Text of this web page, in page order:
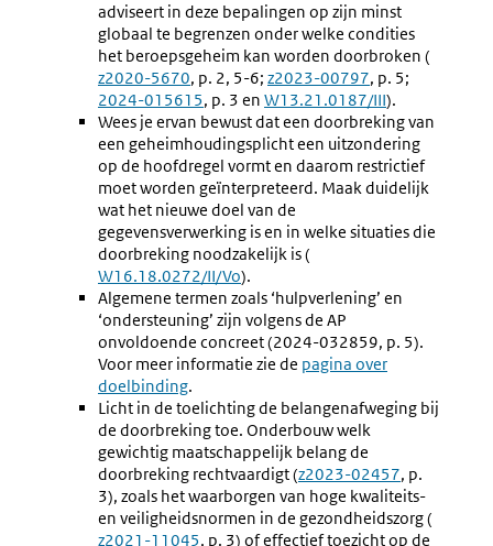
adviseert in deze bepalingen op zijn minst
globaal te begrenzen onder welke condities
het beroepsgeheim kan worden doorbroken (
z2020-5670, p. 2, 5-6; Externe
link:
z2023-00797, p. 5;
2024-015615, p. 3 en Externe
link:
W13.21.0187/III).
Wees je ervan bewust dat een doorbreking van
een geheimhoudingsplicht een uitzondering
op de hoofdregel vormt en daarom restrictief
moet worden geïnterpreteerd. Maak duidelijk
wat het nieuwe doel van de
gegevensverwerking is en in welke situaties die
doorbreking noodzakelijk is (
W16.18.0272/II/Vo).
Algemene termen zoals ‘hulpverlening’ en
‘ondersteuning’ zijn volgens de AP
onvoldoende concreet (2024-032859, p. 5).
Voor meer informatie zie de pagina over
doelbinding.
Licht in de toelichting de belangenafweging bij
de doorbreking toe. Onderbouw welk
gewichtig maatschappelijk belang de
doorbreking rechtvaardigt (Externe
link:
z2023-02457, p.
3), zoals het waarborgen van hoge kwaliteits-
en veiligheidsnormen in de gezondheidszorg (
z2021-11045, p. 3) of effectief toezicht op de